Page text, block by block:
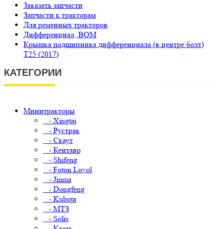
Заказать запчасти
Запчасти к тракторам
Для ременных тракторов
Дифференциал, ВОМ
Крышка подшипника дифференциала (в центре болт)
Т25 (2017)
КАТЕГОРИИ
Минитракторы
- Xingtai
- Рустрак
- Скаут
- Кентавр
- Shifeng
- Foton Lovol
- Jinma
- Dongfeng
- Kubota
- МТЗ
- Solis